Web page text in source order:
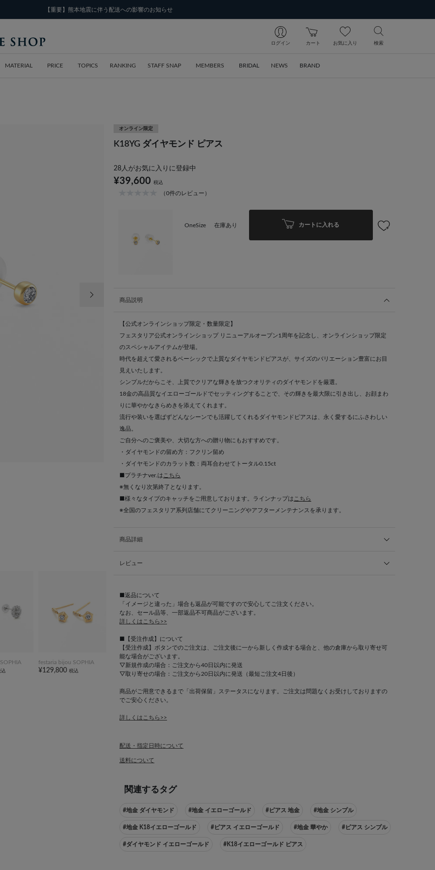
【重要】熊本地震に伴う配送への影響のお知らせ
ログイン カート お気に入り 検索
MATERIAL PRICE TOPICS RANKING STAFF SNAP MEMBERS BRIDAL NEWS BRAND
込
festaria bijou SOPHIA
¥129,800 税込
オンライン限定
K18YG ダイヤモンド ピアス
28人がお気に入りに登録中
¥39,600 税込
（0件のレビュー）
OneSize 在庫あり カートに入れる
商品説明
【公式オンラインショップ限定・数量限定】
フェスタリア公式オンラインショップ リニューアルオープン1周年を記念し、オンラインショップ限定
のスペシャルアイテムが登場。
時代を超えて愛されるベーシックで上質なダイヤモンドピアスが、サイズのバリエーション豊富にお目
見えいたします。
シンプルだからこそ、上質でクリアな輝きを放つクオリティのダイヤモンドを厳選。
18金の高品質なイエローゴールドでセッティングすることで、その輝きを最大限に引き出し、お顔まわ
りに華やかなきらめきを添えてくれます。
流行や装いを選ばずどんなシーンでも活躍してくれるダイヤモンドピアスは、永く愛するにふさわしい
逸品。
ご自分へのご褒美や、大切な方への贈り物にもおすすめです。
・ダイヤモンドの留め方：フクリン留め
・ダイヤモンドのカラット数：両耳合わせてトータル0.15ct
■プラチナver.は こちら
※無くなり次第終了となります。
■様々なタイプのキャッチをご用意しております。ラインナップは こちら
※全国のフェスタリア系列店舗にてクリーニングやアフターメンテナンスを承ります。
商品詳細
レビュー
■返品について
「イメージと違った」場合も返品が可能ですので安心してご注文ください。
なお、セール品等、一部返品不可商品がございます。
詳しくはこちら>>
■【受注作成】について
【受注作成】ボタンでのご注文は、ご注文後に一から新しく作成する場合と、他の倉庫から取り寄せ可
能な場合がございます。
▽新規作成の場合：ご注文から40日以内に発送
▽取り寄せの場合：ご注文から20日以内に発送（最短ご注文4日後）
商品がご用意できるまで「出荷保留」ステータスになります。ご注文は問題なくお受けしておりますの
でご安心ください。
詳しくはこちら>>
配送・指定日時について
送料について
関連するタグ
#地金 ダイヤモンド #地金 イエローゴールド #ピアス 地金 #地金 シンプル
#地金 K18イエローゴールド #ピアス イエローゴールド #地金 華やか #ピアス シンプル
#ダイヤモンド イエローゴールド #K18イエローゴールド ピアス